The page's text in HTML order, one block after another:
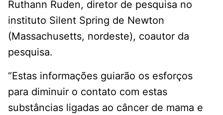
Ruthann Ruden, diretor de pesquisa no
instituto Silent Spring de Newton
(Massachusetts, nordeste), coautor da
pesquisa.
“Estas informações guiarão os esforços
para diminuir o contato com estas
substâncias ligadas ao câncer de mama e